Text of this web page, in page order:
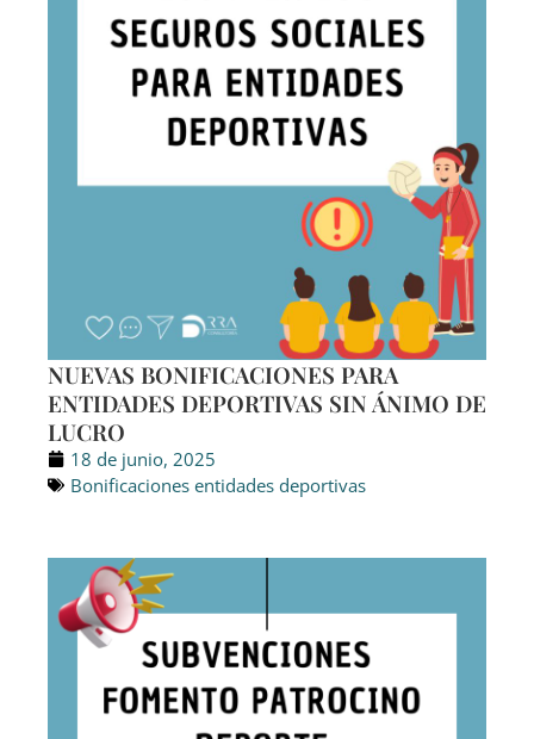
NUEVAS BONIFICACIONES PARA
ENTIDADES DEPORTIVAS SIN ÁNIMO DE
LUCRO
18 de junio, 2025
Bonificaciones entidades deportivas